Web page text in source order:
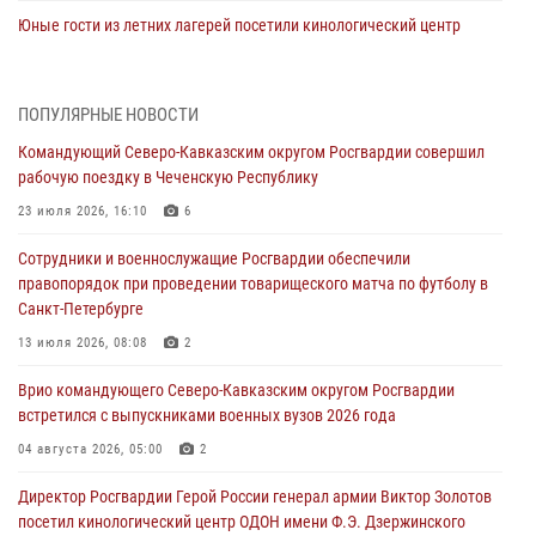
Юные гости из летних лагерей посетили кинологический центр
выпуска «Легенды армии с Александром Маршалом»
07 августа 2026, 12:00
ветераны военной контрразведки почтили память Николая
Кузнецова
07 августа 2026, 12:00
Смольного собора в Санкт-Петербурге (видео)
07 августа 2026, 11:34
взрывобезопасности
ПОПУЛЯРНЫЕ НОВОСТИ
Командующий Северо-Кавказским округом Росгвардии совершил
рабочую поездку в Чеченскую Республику
23 июля 2026, 16:10 6
Сотрудники и военнослужащие Росгвардии обеспечили
правопорядок при проведении товарищеского матча по футболу в
Санкт-Петербурге
13 июля 2026, 08:08 2
Врио командующего Северо-Кавказским округом Росгвардии
встретился с выпускниками военных вузов 2026 года
04 августа 2026, 05:00 2
Директор Росгвардии Герой России генерал армии Виктор Золотов
посетил кинологический центр ОДОН имени Ф.Э. Дзержинского